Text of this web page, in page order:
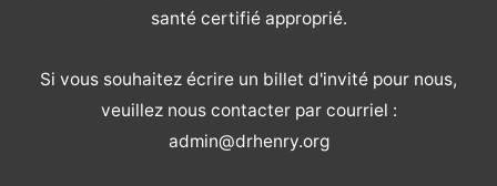
santé certifié approprié.
Si vous souhaitez écrire un billet d'invité pour nous,
veuillez nous contacter par courriel :
admin@drhenry.org